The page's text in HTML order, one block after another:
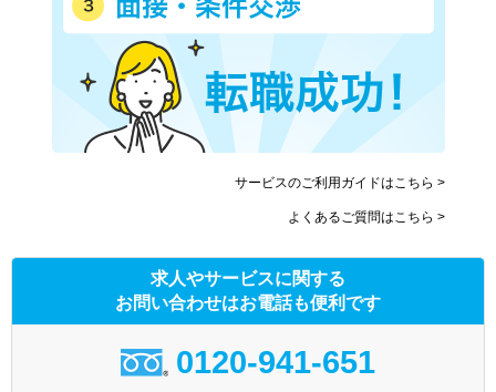
サービスのご利用ガイドはこちら >
よくあるご質問はこちら >
求人やサービスに関する
お問い合わせはお電話も便利です
0120-941-651